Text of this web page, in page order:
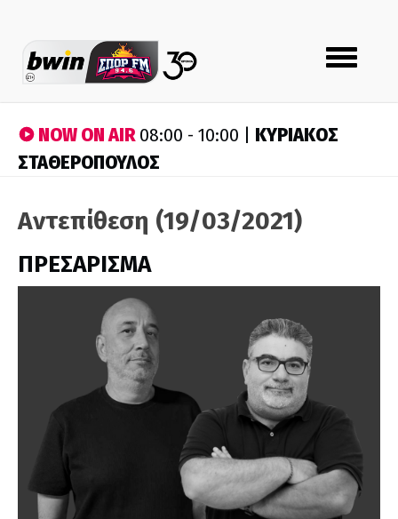
Toggle
navigation
NOW ON AIR08:00 - 10:00 | ΚΥΡΙΑΚΟΣ
ΣΤΑΘΕΡΟΠΟΥΛΟΣ
Αντεπίθεση (19/03/2021)
ΠΡΕΣΑΡΙΣΜΑ